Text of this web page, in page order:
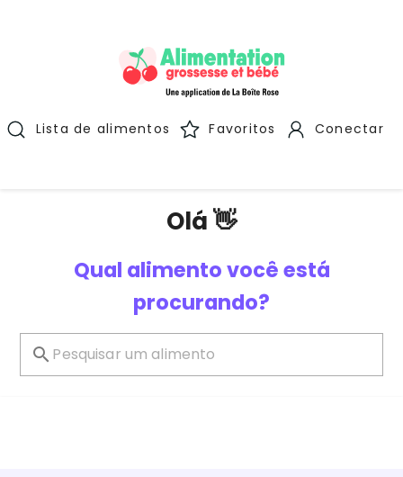
Lista de alimentos Favoritos Conectar
Olá 👋
Qual alimento você está
procurando?